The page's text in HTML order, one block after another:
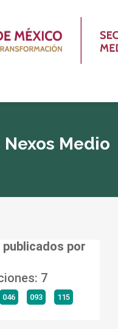
Medio
por
7
046 093
115